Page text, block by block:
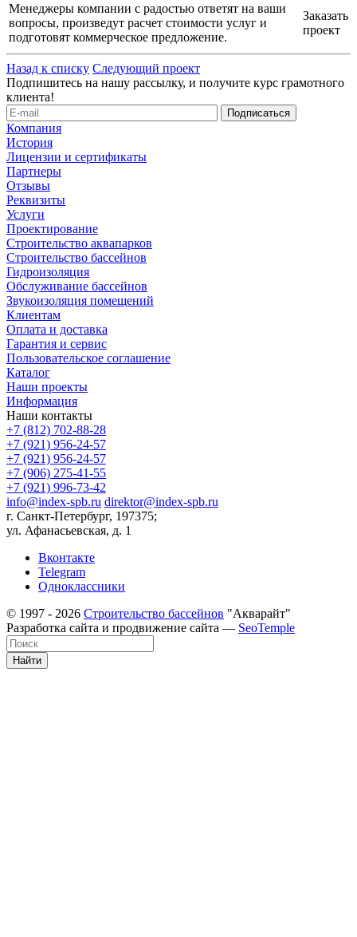
Менеджеры компании с радостью ответят на ваши
вопросы, произведут расчет стоимости услуг и
подготовят коммерческое предложение.
Заказать
проект
Назад к списку Следующий проект
Подпишитесь на нашу рассылку, и получите курс грамотного
клиента!
Компания
История
Лицензии и сертификаты
Партнеры
Отзывы
Реквизиты
Услуги
Проектирование
Строительство аквапарков
Строительство бассейнов
Гидроизоляция
Обслуживание бассейнов
Звукоизоляция помещений
Клиентам
Оплата и доставка
Гарантия и сервис
Пользовательское соглашение
Каталог
Наши проекты
Информация
Наши контакты
+7 (812) 702-88-28
+7 (921) 956-24-57
+7 (921) 956-24-57
+7 (906) 275-41-55
+7 (921) 996-73-42
info@index-spb.ru direktor@index-spb.ru
г. Санкт-Петербург, 197375;
ул. Афанасьевская, д. 1
Вконтакте
Telegram
Одноклассники
© 1997 - 2026 Строительство бассейнов "Акварайт"
Разработка сайта и продвижение сайта — SeoTemple
Найти